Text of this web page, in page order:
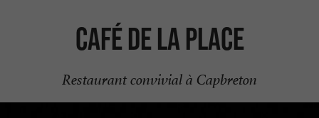
Café de la Place
Restaurant convivial à Capbreton